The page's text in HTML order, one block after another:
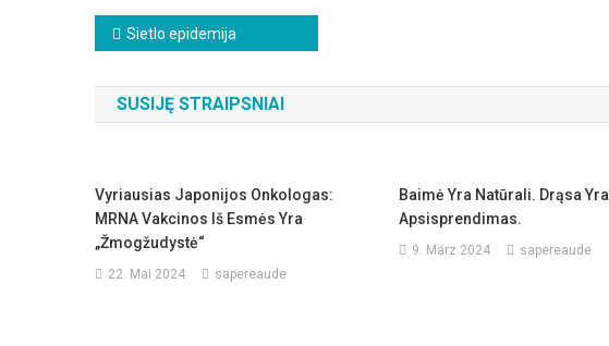
Beitragsnavigation
Sietlo epidemija
SUSIJĘ STRAIPSNIAI
Vyriausias Japonijos Onkologas:
MRNA Vakcinos Iš Esmės Yra
„žmogžudystė“
22. Mai 2024 sapereaude
Baimė Yra Natūrali. Drąsa Yra
Apsisprendimas.
9. März 2024 sapereaude